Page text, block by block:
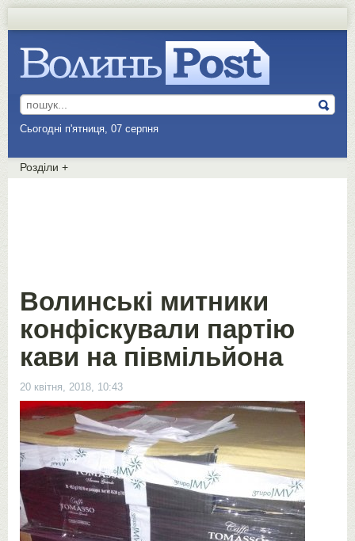
Сьогодні п'ятниця, 07 серпня
Розділи +
Волинські митники
конфіскували партію
кави на півмільйона
20 квітня, 2018, 10:43